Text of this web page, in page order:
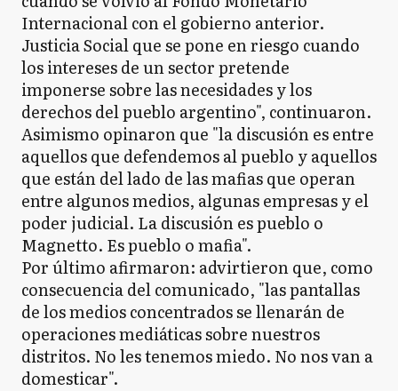
Internacional con el gobierno anterior.
Justicia Social que se pone en riesgo cuando
los intereses de un sector pretende
imponerse sobre las necesidades y los
derechos del pueblo argentino", continuaron.
Asimismo opinaron que "la discusión es entre
aquellos que defendemos al pueblo y aquellos
que están del lado de las mafias que operan
entre algunos medios, algunas empresas y el
poder judicial. La discusión es pueblo o
Magnetto. Es pueblo o mafia".
Por último afirmaron: advirtieron que, como
consecuencia del comunicado, "las pantallas
de los medios concentrados se llenarán de
operaciones mediáticas sobre nuestros
distritos. No les tenemos miedo. No nos van a
domesticar".